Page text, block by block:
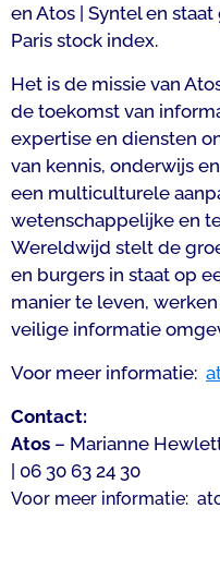
en Atos | Syntel en
Paris stock index.
Het is de missie van
de toekomst van
expertise en diensten
van kennis, onderwijs
een multiculturele
wetenschappelijke en
Wereldwijd stelt de
en burgers in staat op
manier te leven,
veilige informatie
Voor meer informatie:
Contact:
Atos – Marianne Hewlett
| 06 30 63 24 30
Voor meer informatie: